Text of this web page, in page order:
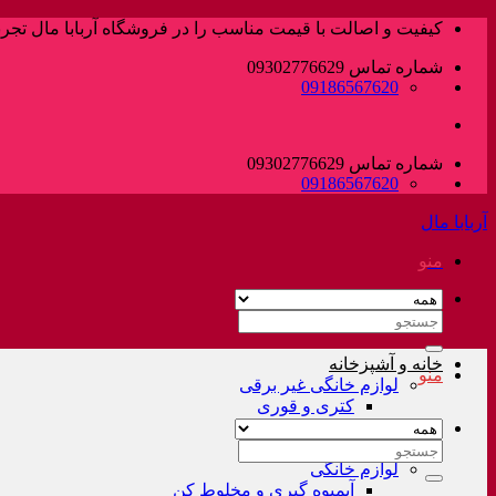
پرش
محتوا
کیفیت و اصالت با قیمت مناسب را در فروشگاه آربابا مال
شماره تماس 09302776629
09186567620
شماره تماس 09302776629
09186567620
آربابا مال
منو
جستجو
خانه و آشپزخانه
لوازم خانگی غیر برقی
کتری و قوری
لوازم خانگی
آبمیوه گیری و مخلوط کن
منو
جستجو
برای: